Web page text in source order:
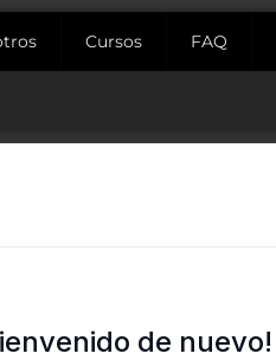
Cursos FAQ
de nuevo!